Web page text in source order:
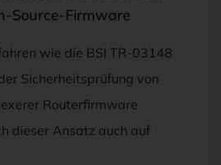
Source-Firmware
wie die BSI TR-03148
Sicherheitsprüfung von
Routerfirmware
dieser Ansatz auch auf